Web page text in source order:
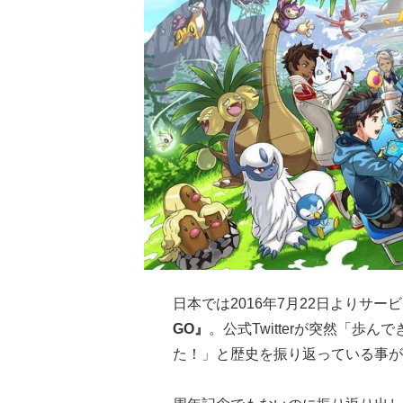
日本では2016年7月22日よりサー
GO』
。公式Twitterが突然「歩ん
た！」と歴史を振り返っている事